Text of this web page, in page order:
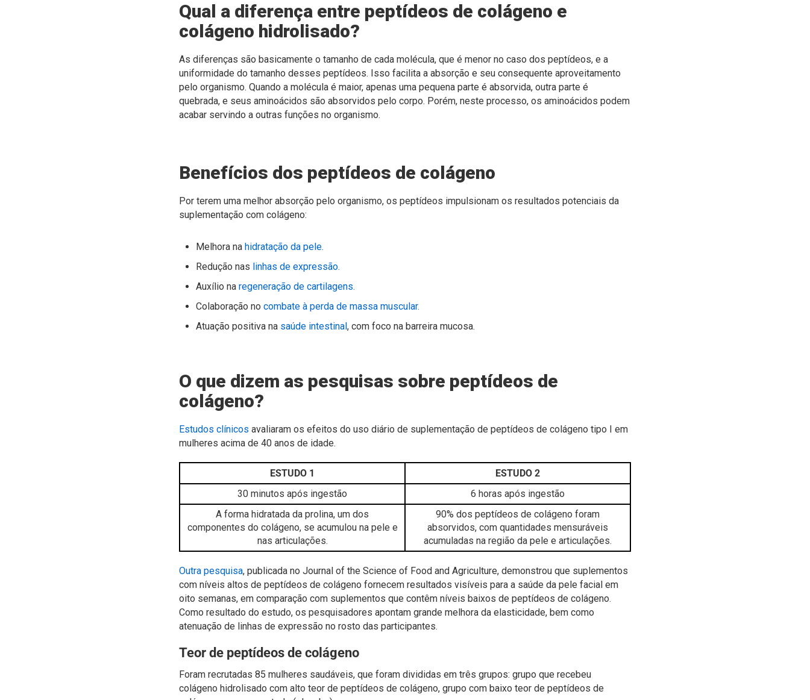
Qual a diferença entre peptídeos de colágeno e
colágeno hidrolisado?
As diferenças são basicamente o tamanho de cada molécula, que é menor no caso dos peptídeos, e a
uniformidade do tamanho desses peptídeos. Isso facilita a absorção e seu consequente aproveitamento
pelo organismo. Quando a molécula é maior, apenas uma pequena parte é absorvida, outra parte é
quebrada, e seus aminoácidos são absorvidos pelo corpo. Porém, neste processo, os aminoácidos podem
acabar servindo a outras funções no organismo.
Benefícios dos peptídeos de colágeno
Por terem uma melhor absorção pelo organismo, os peptídeos impulsionam os resultados potenciais da
suplementação com colágeno:
Melhora na hidratação da pele.
Redução nas linhas de expressão.
Auxílio na regeneração de cartilagens.
Colaboração no combate à perda de massa muscular.
Atuação positiva na saúde intestinal , com foco na barreira mucosa.
O que dizem as pesquisas sobre peptídeos de
colágeno?
Estudos clínicos avaliaram os efeitos do uso diário de suplementação de peptídeos de colágeno tipo I em
mulheres acima de 40 anos de idade.
ESTUDO 1 ESTUDO 2
30 minutos após ingestão
6 horas após ingestão
A forma hidratada da prolina, um dos
componentes do colágeno, se acumulou na pele e
nas articulações.
90% dos peptídeos de colágeno foram
absorvidos, com quantidades mensuráveis
acumuladas na região da pele e articulações.
Outra pesquisa, publicada no Journal of the Science of Food and Agriculture, demonstrou que suplementos
com níveis altos de peptídeos de colágeno fornecem resultados visíveis para a saúde da pele facial em
oito semanas, em comparação com suplementos que contêm níveis baixos de peptídeos de colágeno.
Como resultado do estudo, os pesquisadores apontam grande melhora da elasticidade, bem como
atenuação de linhas de expressão no rosto das participantes.
Teor de peptídeos de colágeno
Foram recrutadas 85 mulheres saudáveis, que foram divididas em três grupos: grupo que recebeu
colágeno hidrolisado com alto teor de peptídeos de colágeno, grupo com baixo teor de peptídeos de